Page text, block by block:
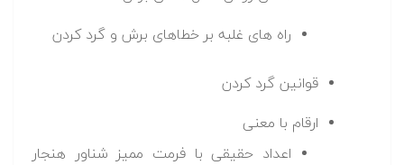
راه های غلبه بر خطاهای برش و گرد کردن
قوانین گرد کردن
ارقام با معنی
اعداد حقیقی با فرمت ممیز شناور هنجار